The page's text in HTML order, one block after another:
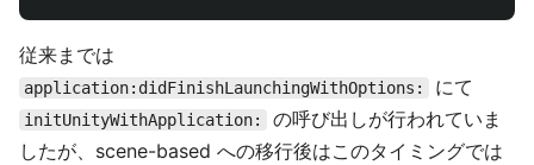
従来までは
application:didFinishLaunchingWithOptions: にて
initUnityWithApplication:
の呼び出しが行われていま
したが、scene-based への移行後はこのタイミングでは